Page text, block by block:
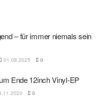
– für immer niemals sein
01.08.2025 0
Ende 12inch Vinyl-EP
0